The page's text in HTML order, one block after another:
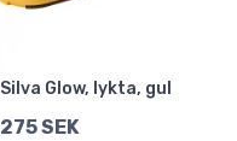
Silva Glow, lykta, gul
275 SEK